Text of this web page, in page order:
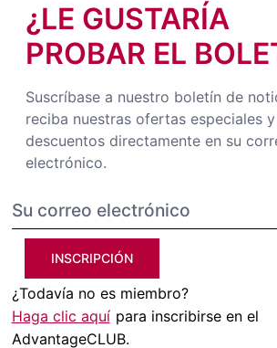
¿LE GUSTARÍA
PROBAR EL
Suscríbase a nuestro boletín de
reciba nuestras ofertas especiales y
descuentos directamente en su
electrónico.
INSCRIPCIÓN
¿Todavía no es miembro?
Haga clic aquí para inscribirse en el
AdvantageCLUB.